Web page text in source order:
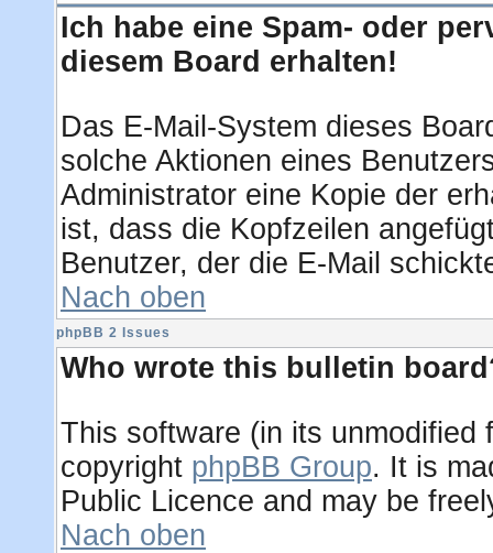
Ich habe eine Spam- oder
diesem Board erhalten!
Das E-Mail-System dieses
solche Aktionen eines
Administrator eine Kopie der
ist, dass die Kopfzeilen
Benutzer, der die E-Mail
Nach oben
phpBB 2 Issues
Who wrote this bulletin
This software (in its unmodified
copyright phpBB Group. It is
Public Licence and may be
Nach oben